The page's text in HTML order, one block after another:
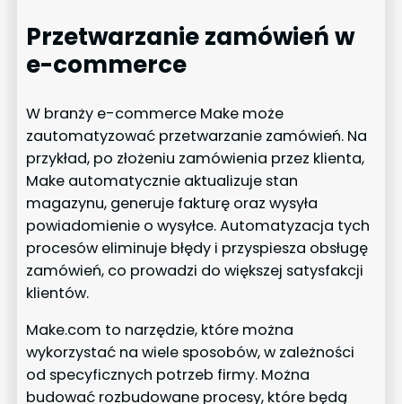
Przetwarzanie zamówień w
e-commerce
W branży e-commerce Make może
zautomatyzować przetwarzanie zamówień. Na
przykład, po złożeniu zamówienia przez klienta,
Make automatycznie aktualizuje stan
magazynu, generuje fakturę oraz wysyła
powiadomienie o wysyłce. Automatyzacja tych
procesów eliminuje błędy i przyspiesza obsługę
zamówień, co prowadzi do większej satysfakcji
klientów.
Make.com to narzędzie, które można
wykorzystać na wiele sposobów, w zależności
od specyficznych potrzeb firmy. Można
budować rozbudowane procesy, które będą